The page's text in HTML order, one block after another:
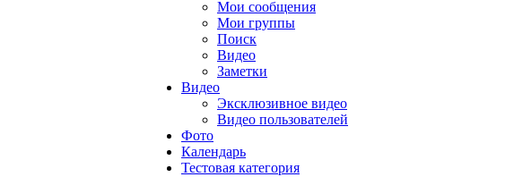
Мои сообщения
Мои группы
Поиск
Видео
Заметки
Видео
Эксклюзивное видео
Видео пользователей
Фото
Календарь
Тестовая категория